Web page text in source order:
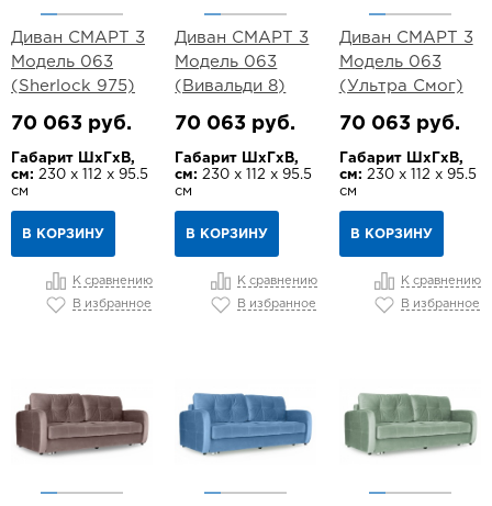
Диван СМАРТ 3
Модель 063
(Sherlock 975)
70 063 руб.
Габарит ШхГхВ,
см: 230 х 112 х 95.5
см
В КОРЗИНУ
К сравнению
В избранное
Диван СМАРТ 3
Модель 063
(Вивальди 8)
70 063 руб.
Габарит ШхГхВ,
см: 230 х 112 х 95.5
см
В КОРЗИНУ
К сравнению
В избранное
Диван СМАРТ 3
Модель 063
(Ультра Смог)
70 063 руб.
Габарит ШхГхВ,
см: 230 х 112 х 95.5
см
В КОРЗИНУ
К сравнению
В избранное